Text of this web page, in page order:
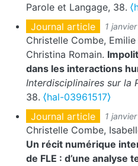
Parole et Langage, 38.
Journal article
1
Christelle Combe,
Christina Romain.
dans les interactions
Interdisciplinaires sur la
38. ⟨hal-03961517⟩
Journal article
1
Christelle Combe,
Un récit numérique
de FLE : d’une analyse